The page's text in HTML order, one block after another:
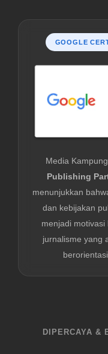
GOOGLE
Media
Publishing
menunjukkan
dan kebijakan
menjadi
jurnalisme yang
DIPERCAYA &